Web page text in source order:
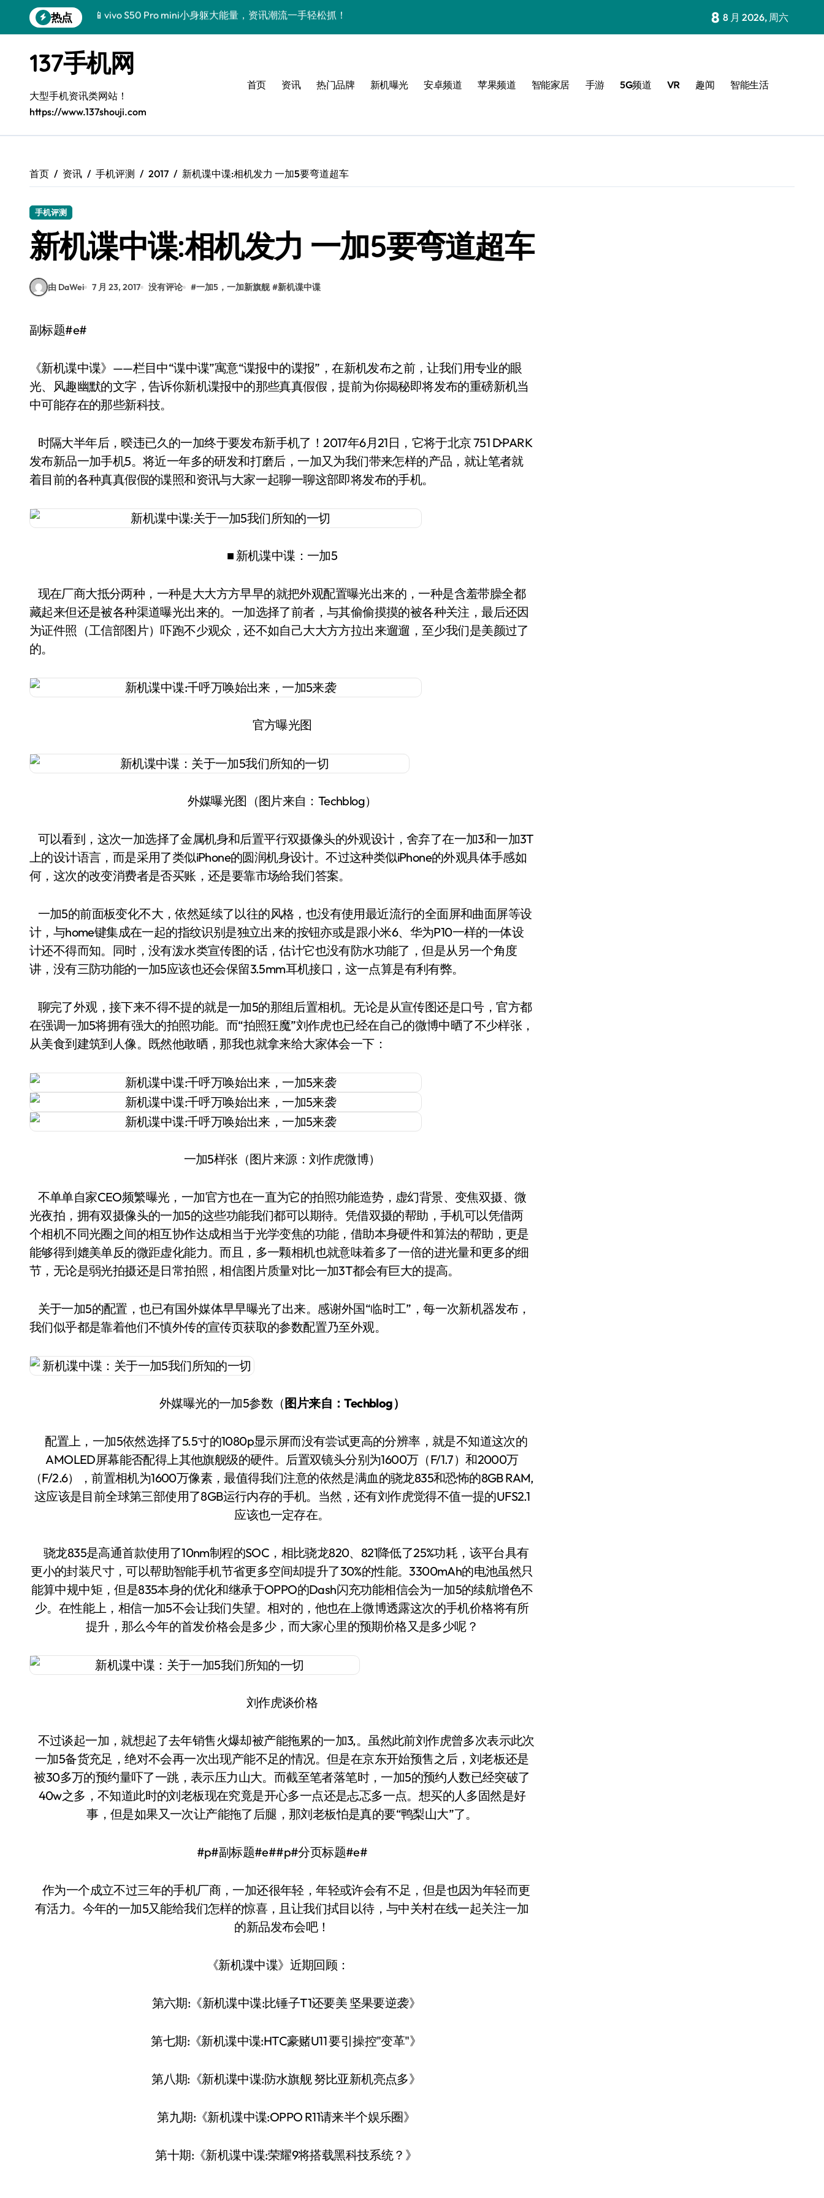
到
热点
三星Galaxy Z TriFold来袭，三折叠屏开启手机新视界！
三星Galaxy S26来袭！创新黑科技，重塑手机时尚新体验！
三星Galaxy Z Fold7抢先探秘！手机管家揭秘超燃新亮点
S25 Ultra颜值炸裂！定制主题潮到没朋友！
S24+上新！手机美颜神器解锁
A56 5G登场，刷新三星时尚新高度！
8 8 月 2026, 周六
137手机网
大型手机资讯类网站！
https://www.137shouji.com
首页 资讯 热门品牌 新机曝光 安卓频道 苹果频道 智能家居 手游 5G频道 VR 趣闻 智能生活
首页 资讯 手机评测 2017 新机谍中谍:相机发力 一加5要弯道超车
手机评测
新机谍中谍:相机发力 一加5要弯道超车
由 DaWei 7 月 23, 2017 没有评论 #一加5，一加新旗舰 #新机谍中谍
副标题#e#
《新机谍中谍》——栏目中“谍中谍”寓意“谍报中的谍报”，在新机发布之前，让我们用专业的眼
光、风趣幽默的文字，告诉你新机谍报中的那些真真假假，提前为你揭秘即将发布的重磅新机当
中可能存在的那些新科技。
时隔大半年后，暌违已久的一加终于要发布新手机了！2017年6月21日，它将于北京 751 D·PARK
发布新品一加手机5。将近一年多的研发和打磨后，一加又为我们带来怎样的产品，就让笔者就
着目前的各种真真假假的谍照和资讯与大家一起聊一聊这部即将发布的手机。
■ 新机谍中谍：一加5
现在厂商大抵分两种，一种是大大方方早早的就把外观配置曝光出来的，一种是含羞带臊全都
藏起来但还是被各种渠道曝光出来的。一加选择了前者，与其偷偷摸摸的被各种关注，最后还因
为证件照（工信部图片）吓跑不少观众，还不如自己大大方方拉出来遛遛，至少我们是美颜过了
的。
官方曝光图
外媒曝光图（图片来自：Techblog）
可以看到，这次一加选择了金属机身和后置平行双摄像头的外观设计，舍弃了在一加3和一加3T
上的设计语言，而是采用了类似iPhone的圆润机身设计。不过这种类似iPhone的外观具体手感如
何，这次的改变消费者是否买账，还是要靠市场给我们答案。
一加5的前面板变化不大，依然延续了以往的风格，也没有使用最近流行的全面屏和曲面屏等设
计，与home键集成在一起的指纹识别是独立出来的按钮亦或是跟小米6、华为P10一样的一体设
计还不得而知。同时，没有泼水类宣传图的话，估计它也没有防水功能了，但是从另一个角度
讲，没有三防功能的一加5应该也还会保留3.5mm耳机接口，这一点算是有利有弊。
聊完了外观，接下来不得不提的就是一加5的那组后置相机。无论是从宣传图还是口号，官方都
在强调一加5将拥有强大的拍照功能。而“拍照狂魔”刘作虎也已经在自己的微博中晒了不少样张，
从美食到建筑到人像。既然他敢晒，那我也就拿来给大家体会一下：
一加5样张（图片来源：刘作虎微博）
不单单自家CEO频繁曝光，一加官方也在一直为它的拍照功能造势，虚幻背景、变焦双摄、微
光夜拍，拥有双摄像头的一加5的这些功能我们都可以期待。凭借双摄的帮助，手机可以凭借两
个相机不同光圈之间的相互协作达成相当于光学变焦的功能，借助本身硬件和算法的帮助，更是
能够得到媲美单反的微距虚化能力。而且，多一颗相机也就意味着多了一倍的进光量和更多的细
节，无论是弱光拍摄还是日常拍照，相信图片质量对比一加3T都会有巨大的提高。
关于一加5的配置，也已有国外媒体早早曝光了出来。感谢外国“临时工”，每一次新机器发布，
我们似乎都是靠着他们不慎外传的宣传页获取的参数配置乃至外观。
外媒曝光的一加5参数（图片来自：Techblog）
配置上，一加5依然选择了5.5寸的1080p显示屏而没有尝试更高的分辨率，就是不知道这次的
AMOLED屏幕能否配得上其他旗舰级的硬件。后置双镜头分别为1600万（F/1.7）和2000万
（F/2.6），前置相机为1600万像素，最值得我们注意的依然是满血的骁龙835和恐怖的8GB RAM,
这应该是目前全球第三部使用了8GB运行内存的手机。当然，还有刘作虎觉得不值一提的UFS2.1
应该也一定存在。
骁龙835是高通首款使用了10nm制程的SOC，相比骁龙820、821降低了25%功耗，该平台具有
更小的封装尺寸，可以帮助智能手机节省更多空间却提升了30%的性能。3300mAh的电池虽然只
能算中规中矩，但是835本身的优化和继承于OPPO的Dash闪充功能相信会为一加5的续航增色不
少。在性能上，相信一加5不会让我们失望。相对的，他也在上微博透露这次的手机价格将有所
提升，那么今年的首发价格会是多少，而大家心里的预期价格又是多少呢？
刘作虎谈价格
不过谈起一加，就想起了去年销售火爆却被产能拖累的一加3,。虽然此前刘作虎曾多次表示此次
一加5备货充足，绝对不会再一次出现产能不足的情况。但是在京东开始预售之后，刘老板还是
被30多万的预约量吓了一跳，表示压力山大。而截至笔者落笔时，一加5的预约人数已经突破了
40w之多，不知道此时的刘老板现在究竟是开心多一点还是忐忑多一点。想买的人多固然是好
事，但是如果又一次让产能拖了后腿，那刘老板怕是真的要“鸭梨山大”了。
#p#副标题#e##p#分页标题#e#
作为一个成立不过三年的手机厂商，一加还很年轻，年轻或许会有不足，但是也因为年轻而更
有活力。今年的一加5又能给我们怎样的惊喜，且让我们拭目以待，与中关村在线一起关注一加
的新品发布会吧！
《新机谍中谍》近期回顾：
第六期:《新机谍中谍:比锤子T1还要美 坚果要逆袭》
第七期:《新机谍中谍:HTC豪赌U11 要引操控"变革"》
第八期:《新机谍中谍:防水旗舰 努比亚新机亮点多》
第九期:《新机谍中谍:OPPO R11请来半个娱乐圈》
第十期:《新机谍中谍:荣耀9将搭载黑科技系统？》